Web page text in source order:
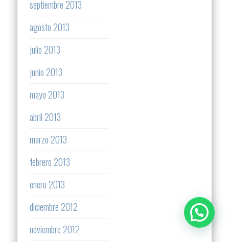
septiembre 2013
agosto 2013
julio 2013
junio 2013
mayo 2013
abril 2013
marzo 2013
febrero 2013
enero 2013
diciembre 2012
noviembre 2012